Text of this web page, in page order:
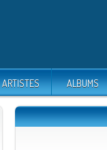
ARTISTES ALBUMS